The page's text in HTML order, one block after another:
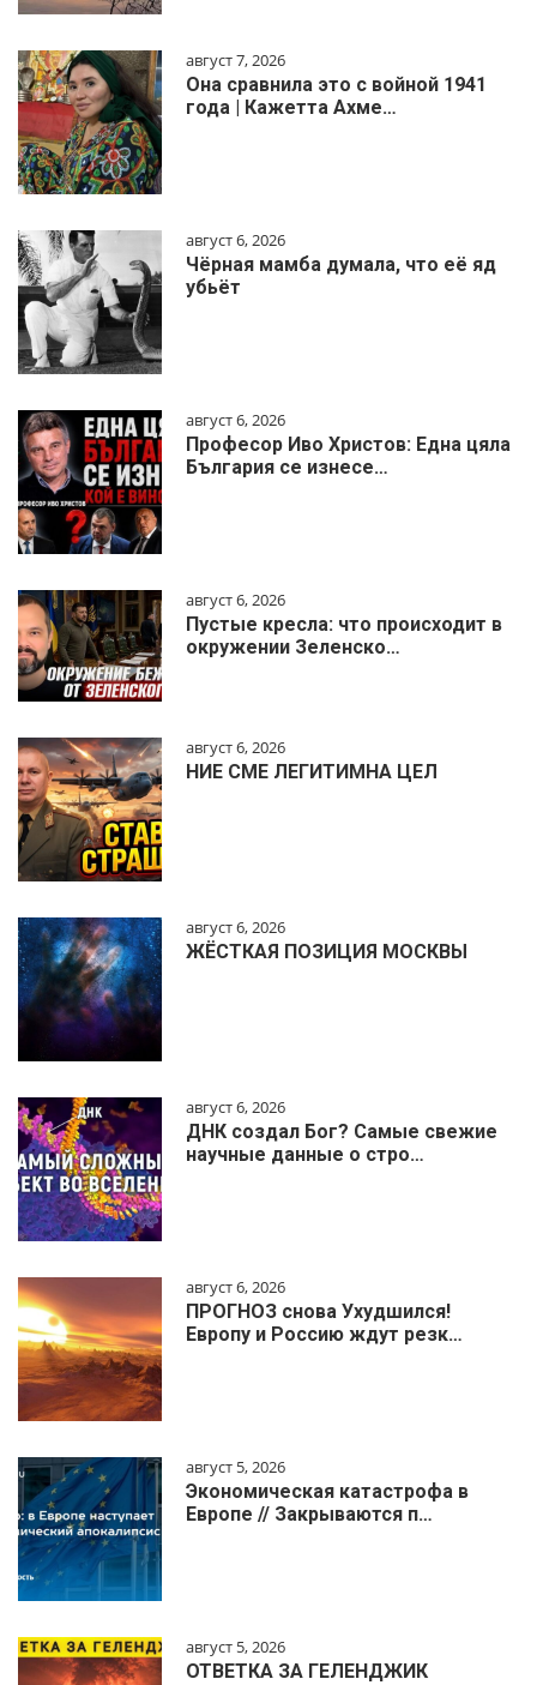
август 7, 2026
Она сравнила это с войной 1941
года | Кажетта Ахме…
август 6, 2026
Чёрная мамба думала, что её яд
убьёт
август 6, 2026
Професор Иво Христов: Една цяла
България се изнесе…
август 6, 2026
Пустые кресла: что происходит в
окружении Зеленско…
август 6, 2026
НИЕ СМЕ ЛЕГИТИМНА ЦЕЛ
август 6, 2026
ЖЁСТКАЯ ПОЗИЦИЯ МОСКВЫ
август 6, 2026
ДНК создал Бог? Самые свежие
научные данные о стро…
август 6, 2026
ПРОГНОЗ снова Ухудшился!
Европу и Россию ждут резк…
август 5, 2026
Экономическая катастрофа в
Европе // Закрываются п…
август 5, 2026
ОТВЕТКА ЗА ГЕЛЕНДЖИК